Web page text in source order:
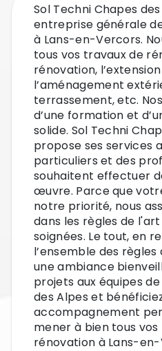
Sol Techni Chapes des Alpes est une
entreprise générale
à Lans-en-Vercors.
tous vos travaux de
rénovation,
l’aménagement
terrassement, etc.
d’une formation et
solide. Sol Techni
propose ses services
particuliers et des
souhaitent effectuer
œuvre. Parce que
notre priorité, nous
dans les règles de
soignées. Le tout, en
l’ensemble des
une ambiance
projets aux équipes
des Alpes et
accompagnement
mener à bien tous
rénovation à Lans-